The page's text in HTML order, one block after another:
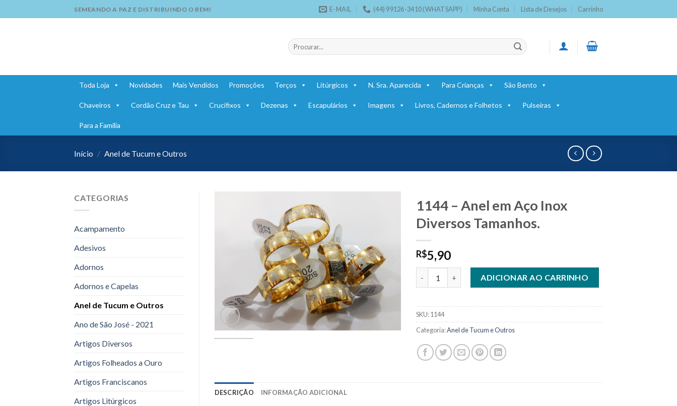
to
SEMEANDO A PAZ E DISTRIBUINDO O BEM! E-MAIL (44) 99126-3410 (WHATSAPP) Minha Conta Lista de Desejos Carrinho
Pesquisar
por:
Toda Loja Novidades Mais Vendidos Promoções Terços Litúrgicos N. Sra. Aparecida Para Crianças São Bento
Chaveiros Cordão Cruz e Tau Crucifixos Dezenas Escapulários Imagens Livros, Cadernos e Folhetos Pulseiras
Para a Família
Início / Anel de Tucum e Outros
CATEGORIAS
Acampamento
Adesivos
Adornos
Adornos e Capelas
Anel de Tucum e Outros
Ano de São José - 2021
Artigos Diversos
Artigos Folheados a Ouro
Artigos Franciscanos
Artigos Litúrgicos
1144 – Anel em Aço Inox
Diversos Tamanhos.
R$5,90
ADICIONAR AO CARRINHO
SKU:1144
Categoria:Anel de Tucum e Outros
DESCRIÇÃO INFORMAÇÃO ADICIONAL